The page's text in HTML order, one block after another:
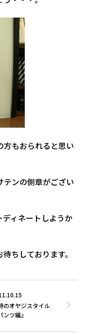
もおられると思い
ンの側章がござい
ィネートしようか
ちしております。
のオヤジスタイル
ンツ編』